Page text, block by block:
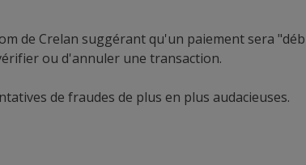
de Crelan suggérant qu'un paiement sera
ou d'annuler une transaction.
de fraudes de plus en plus audacieuses.